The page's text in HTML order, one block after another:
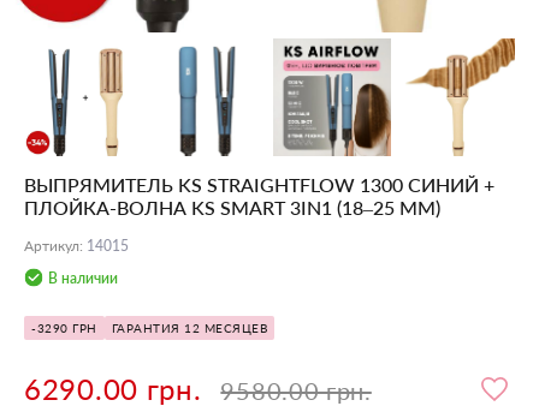
ВЫПРЯМИТЕЛЬ KS STRAIGHTFLOW 1300 СИНИЙ +
ПЛОЙКА-ВОЛНА KS SMART 3IN1 (18–25 ММ)
Артикул: 14015
В наличии
-3290 ГРН ГАРАНТИЯ 12 МЕСЯЦЕВ
6290.00 грн. 9580.00 грн.